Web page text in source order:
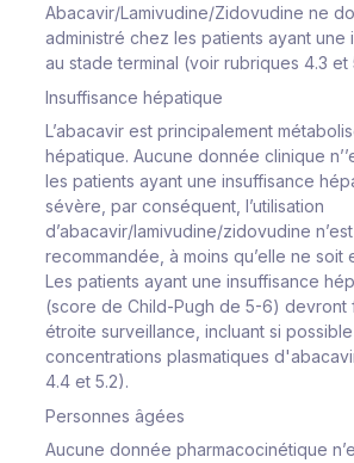
Abacavir/Lamivudine/Zidovudine ne
administré chez les patients ayant une
au stade terminal (voir rubriques 4.3 et
Insuffisance hépatique
L’abacavir est principalement
hépatique. Aucune donnée clinique
les patients ayant une insuffisance
sévère, par conséquent, l’utilisation
d’abacavir/lamivudine/zidovudine
recommandée, à moins qu’elle ne soit
Les patients ayant une insuffisance
(score de Child-Pugh de 5-6)
étroite surveillance, incluant si
concentrations plasmatiques
4.4 et 5.2).
Personnes âgées
Aucune donnée pharmacocinétique